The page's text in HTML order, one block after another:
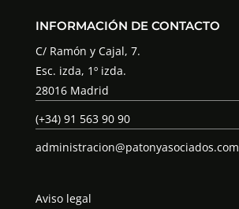
INFORMACIÓN DE CONTACTO
C/ Ramón y Cajal, 7.
Esc. izda, 1º izda.
28016 Madrid
(+34) 91 563 90 90
administracion@patonyasociados.com
Aviso legal